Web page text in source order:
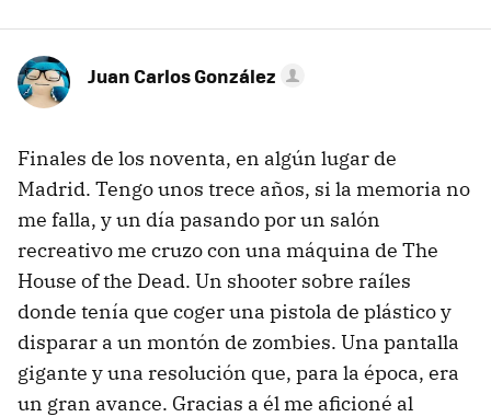
Juan Carlos González
Finales de los noventa, en algún lugar de
Madrid. Tengo unos trece años, si la memoria no
me falla, y un día pasando por un salón
recreativo me cruzo con una máquina de The
House of the Dead. Un shooter sobre raíles
donde tenía que coger una pistola de plástico y
disparar a un montón de zombies. Una pantalla
gigante y una resolución que, para la época, era
un gran avance. Gracias a él me aficioné al